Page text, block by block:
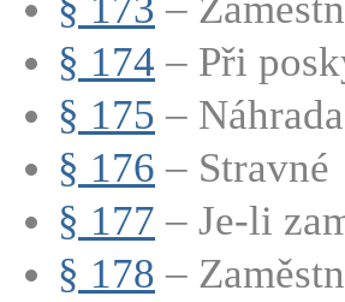
§ 173 –
§ 174 – Při
§ 175 –
§ 176 – Stravné
§ 177 – Je-li
§ 178 –